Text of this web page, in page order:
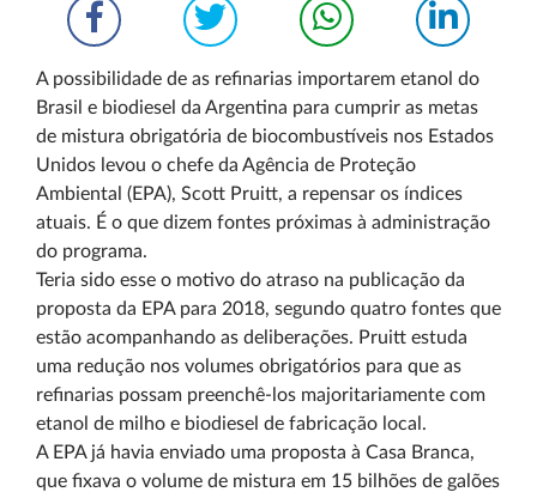
A possibilidade de as refinarias importarem etanol do
Brasil e biodiesel da Argentina para cumprir as metas
de mistura obrigatória de biocombustíveis nos Estados
Unidos levou o chefe da Agência de Proteção
Ambiental (EPA), Scott Pruitt, a repensar os índices
atuais. É o que dizem fontes próximas à administração
do programa.
Teria sido esse o motivo do atraso na publicação da
proposta da EPA para 2018, segundo quatro fontes que
estão acompanhando as deliberações. Pruitt estuda
uma redução nos volumes obrigatórios para que as
refinarias possam preenchê-los majoritariamente com
etanol de milho e biodiesel de fabricação local.
A EPA já havia enviado uma proposta à Casa Branca,
que fixava o volume de mistura em 15 bilhões de galões